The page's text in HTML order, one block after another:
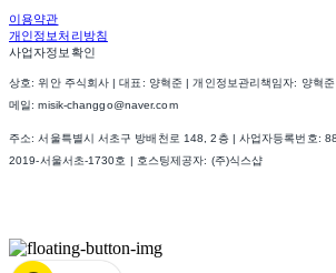
이용약관
개인정보처리방침
사업자정보확인
상호: 위안 주식회사 | 대표: 양혁준 | 개인정보관리책임자: 양혁
메일: misik-changgo@naver.com
주소: 서울특별시 서초구 방배천로 148, 2층 | 사업자등록번호:
2019-서울서초-1730호
| 호스팅제공자: (주)식스샵